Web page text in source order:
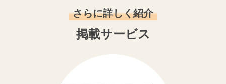
さらに詳しく紹介
掲載サービス